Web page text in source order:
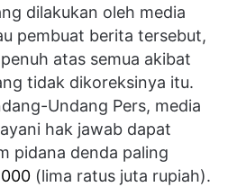
dilakukan oleh media
pembuat berita tersebut,
atas semua akibat
tidak dikoreksinya itu.
Undang Pers, media
hak jawab dapat
pidana denda paling
(lima ratus juta rupiah).